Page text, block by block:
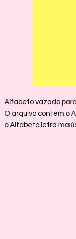
Alfabeto vazado
O arquivo contém o
o Alfabeto letra